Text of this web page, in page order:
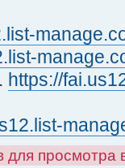
https://
для